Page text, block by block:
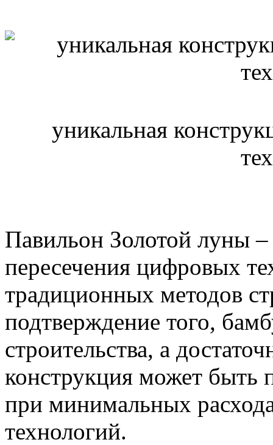
уникальная
Павильон Золотой луны
пересечения цифровых
традиционных методов
подтверждение того,
строительства, а
конструкция может быть
при минимальных
технологий.